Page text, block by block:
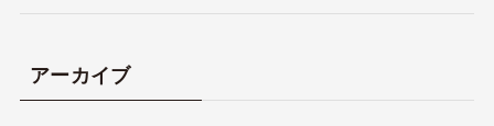
アーカイブ